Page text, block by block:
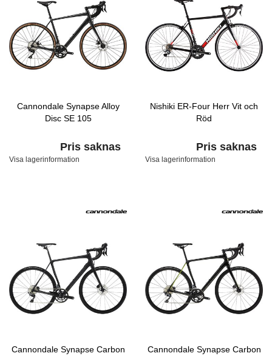
Cannondale Synapse Alloy
Disc SE 105
Pris saknas
Visa lagerinformation
Nishiki ER-Four Herr Vit och
Röd
Pris saknas
Visa lagerinformation
Cannondale Synapse Carbon
Cannondale Synapse Carbon